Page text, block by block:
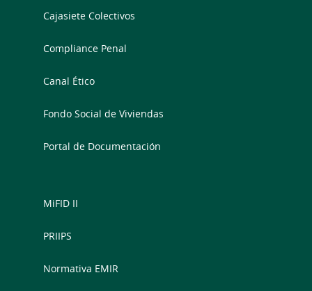
Cajasiete Colectivos
Compliance Penal
Canal Ético
Fondo Social de Viviendas
Portal de Documentación
MiFID II
PRIIPS
Normativa EMIR